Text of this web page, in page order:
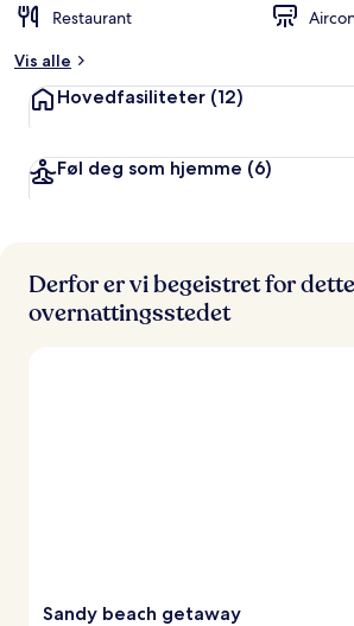
Restaurant
Vis alle
Hovedfasiliteter (12)
Føl deg som hjemme (6)
Derfor er vi begeistret for dette
overnattingsstedet
Sandy beach getaway